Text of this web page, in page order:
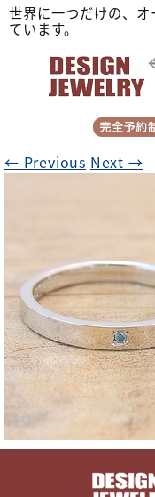
世界に一つだけの、
ています。
← Previous Next →